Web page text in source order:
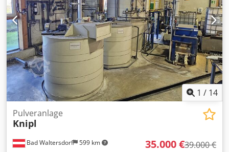
1 / 14
Bad Waltersdorf 599 km
Pulveranlage
Knipl
35.000 €39.000 €